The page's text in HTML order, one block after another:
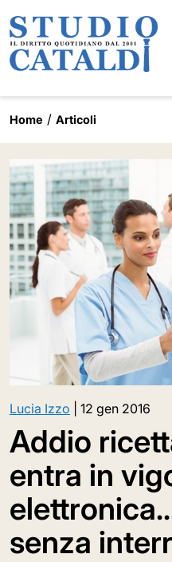
Home Articoli
Lucia Izzo 12 gen 2016
Addio
entra in
senza